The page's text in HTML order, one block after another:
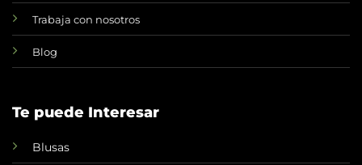
Trabaja con nosotros
Blog
Te puede Interesar
Blusas